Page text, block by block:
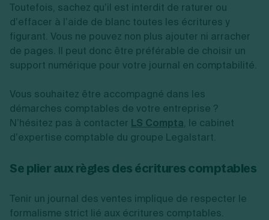
Toutefois, sachez qu’il est interdit de raturer ou
d’effacer à l’aide de blanc toutes les écritures y
figurant. Vous ne pouvez non plus ajouter ni arracher
de pages. Il peut donc être préférable de choisir un
support numérique pour votre journal en comptabilité.
Vous souhaitez être accompagné dans les
démarches comptables de votre entreprise ?
N’hésitez pas à contacter LS Compta, le cabinet
d’expertise comptable du groupe Legalstart.
Se plier aux règles des écritures comptables
Tenir un journal des ventes implique de respecter le
formalisme strict lié aux écritures comptables.